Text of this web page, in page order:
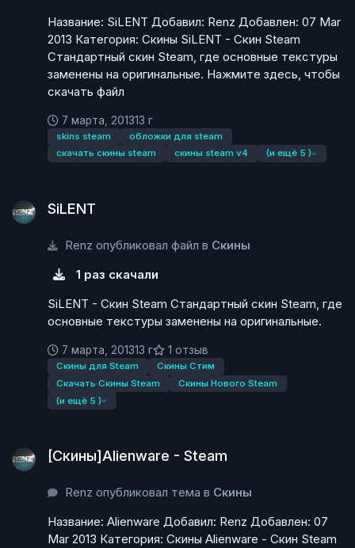
Название: SiLENT Добавил: Renz Добавлен: 07 Mar
2013 Категория: Скины SiLENT - Скин Steam
Стандартный скин Steam, где основные текстуры
заменены на оригинальные. Нажмите здесь, чтобы
скачать файл
7 марта, 201313 г
skins steam
обложки для steam
скачать скины steam
скины steam v4 (и ещё 5 )
SiLENT
Renz опубликовал файл в Скины
1 раз скачали
SiLENT - Скин Steam Стандартный скин Steam, где
основные текстуры заменены на оригинальные.
7 марта, 201313 г 1 отзыв
Скины для Steam
Скины Стим
Скачать Скины Steam
Скины Нового Steam
(и ещё 5 )
[Скины]Alienware - Steam
Renz опубликовал тема в Скины
Название: Alienware Добавил: Renz Добавлен: 07
Mar 2013 Категория: Скины Alienware - Скин Steam